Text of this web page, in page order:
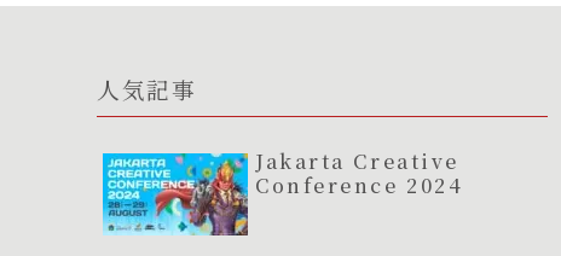
人気記事
Jakarta Creative
Conference 2024